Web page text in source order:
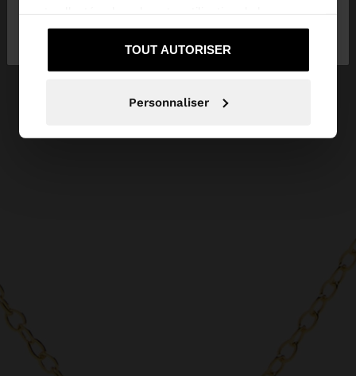
services.
TOUT AUTORISER
Personnaliser